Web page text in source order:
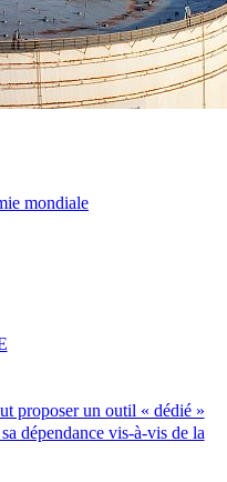
mondiale
proposer un outil « dédié »
dépendance vis-à-vis de la